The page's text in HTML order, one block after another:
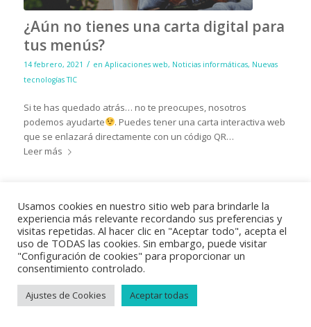
¿Aún no tienes una carta digital para
tus menús?
14 febrero, 2021 / en Aplicaciones web, Noticias informáticas, Nuevas
tecnologías TIC
Si te has quedado atrás… no te preocupes, nosotros
podemos ayudarte
. Puedes tener una carta interactiva web
que se enlazará directamente con un código QR…
Leer más
© Copyright 2018 Vayabits|Aviso Legal
Política de privacidad
Política de cookies
Usamos cookies en nuestro sitio web para brindarle la
experiencia más relevante recordando sus preferencias y
visitas repetidas. Al hacer clic en "Aceptar todo", acepta el
uso de TODAS las cookies. Sin embargo, puede visitar
"Configuración de cookies" para proporcionar un
consentimiento controlado.
Ajustes de Cookies Aceptar todas